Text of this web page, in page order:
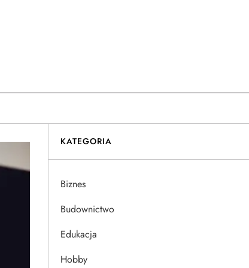
KATEGORIA
Biznes
Budownictwo
Edukacja
Hobby